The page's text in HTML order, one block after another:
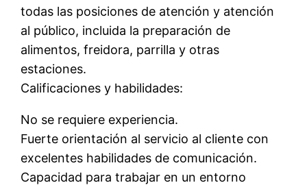
todas las posiciones de atención y atención
al público, incluida la preparación de
alimentos, freidora, parrilla y otras
estaciones.
Calificaciones y habilidades:
No se requiere experiencia.
Fuerte orientación al servicio al cliente con
excelentes habilidades de comunicación.
Capacidad para trabajar en un entorno